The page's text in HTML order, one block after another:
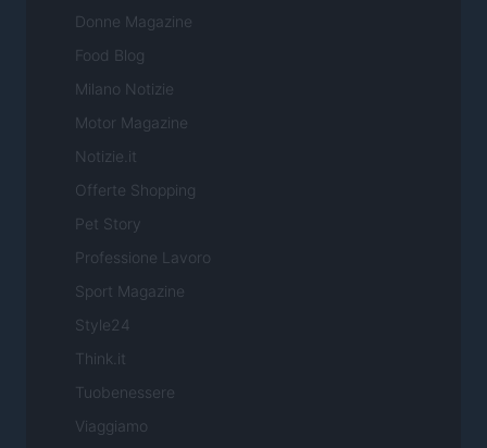
Donne Magazine
Food Blog
Milano Notizie
Motor Magazine
Notizie.it
Offerte Shopping
Pet Story
Professione Lavoro
Sport Magazine
Style24
Think.it
Tuobenessere
Viaggiamo